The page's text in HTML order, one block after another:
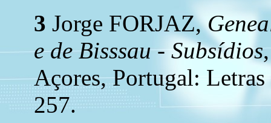
3 Jorge FORJAZ,
e de Bisssau - Subsídios
Açores, Portugal:
257.